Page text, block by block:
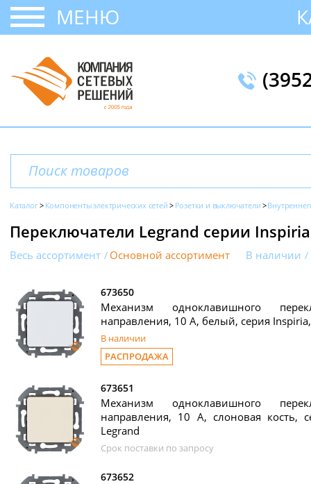
МЕНЮ
Каталог Компоненты электрических сетей Розетки и выключатели
Переключатели Legrand серии Inspiria
Весь ассортимент Основной ассортимент В наличии
673650
Механизм одноклавишного
направления, 10 А, белый, серия
В наличии
РАСПРОДАЖА
673651
Механизм одноклавишного
направления, 10 А, слоновая кость,
Legrand
Срок поставки по запросу
673652